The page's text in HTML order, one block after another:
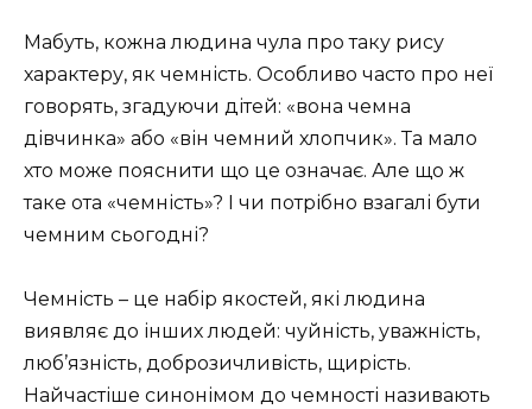
Мабуть, кожна людина чула про таку рису
характеру, як чемність. Особливо часто про неї
говорять, згадуючи дітей: «вона чемна
дівчинка» або «він чемний хлопчик». Та мало
хто може пояснити що це означає. Але що ж
таке ота «чемність»? І чи потрібно взагалі бути
чемним сьогодні?
Чемність – це набір якостей, які людина
виявляє до інших людей: чуйність, уважність,
люб’язність, доброзичливість, щирість.
Найчастіше синонімом до чемності називають